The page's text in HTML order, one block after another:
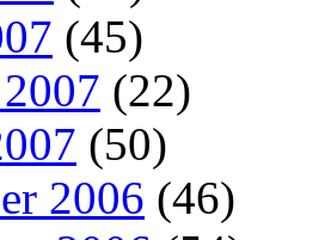
(45)
(22)
(50)
2006 (46)